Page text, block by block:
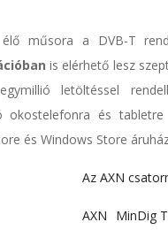
műsora a DVB-T
is elérhető lesz
letöltéssel
okostelefonra és
és Windows Store
Az AXN
AXN
MinDig